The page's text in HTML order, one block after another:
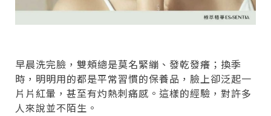
早晨洗完臉，雙頰總是莫名緊繃、發乾發癢；換季
時，明明用的都是平常習慣的保養品，臉上卻泛起一
片片紅暈，甚至有灼熱刺痛感。這樣的經驗，對許多
人來說並不陌生。